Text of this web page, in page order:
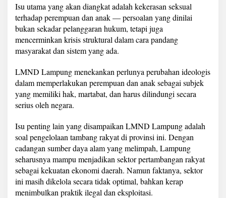
r
z
a
Isu utama yang akan diangkat adalah kekerasan seksual
terhadap perempuan dan anak — persoalan yang dinilai
bukan sekadar pelanggaran hukum, tetapi juga
mencerminkan krisis struktural dalam cara pandang
masyarakat dan sistem yang ada.
LMND Lampung menekankan perlunya perubahan ideologis
dalam memperlakukan perempuan dan anak sebagai subjek
yang memiliki hak, martabat, dan harus dilindungi secara
serius oleh negara.
Isu penting lain yang disampaikan LMND Lampung adalah
soal pengelolaan tambang rakyat di provinsi ini. Dengan
cadangan sumber daya alam yang melimpah, Lampung
seharusnya mampu menjadikan sektor pertambangan rakyat
sebagai kekuatan ekonomi daerah. Namun faktanya, sektor
ini masih dikelola secara tidak optimal, bahkan kerap
menimbulkan praktik ilegal dan eksploitasi.